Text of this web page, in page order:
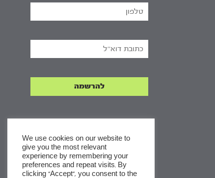
We use cookies on our website to
give you the most relevant
experience by remembering your
preferences and repeat visits. By
clicking “Accept”, you consent to the
x